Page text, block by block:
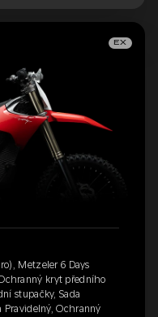
EX
Metzeler 6 Days
kryt předního
stupačky, Sada
Pravidelný, Ochranný